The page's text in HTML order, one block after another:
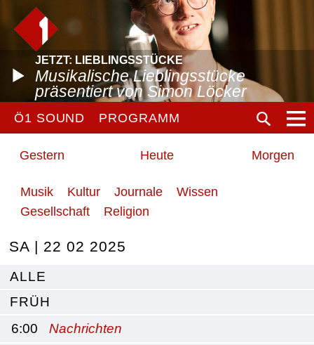
JETZT: LIEBLINGSSTÜCKE
Musikalische Lieblingsstücke
präsentiert von Simon Löcker
Ö1 SOUND PROGRAMM
Gestern Heute Morgen
Musik Kultur Journale
Wissen
Gesellschaft
Religion
SA | 22 02 2025
ALLE
FRÜH
6:00
Nachrichten